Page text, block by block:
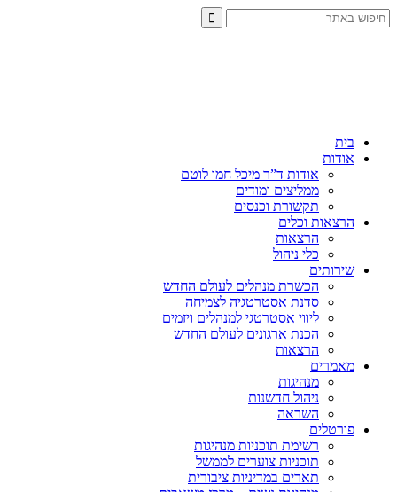
בית
אודות
אודות ד”ר מיכל חמו לוטם
ממליצים ומודים
תקשורת וכנסים
הרצאות וכלים
הרצאות
כלי ניהול
שירותים
הכשרת מנהלים לעולם החדש
סדנת אסטרטגיה לצמיחה
ליווי אסטרטגי למנהלים ויזמים
הכנת ארגונים לעולם החדש
הרצאות
מאמרים
מנהיגות
ניהול חדשנות
השראה
פורטלים
רשימת תוכניות מנהיגות
תוכניות צוערים לממשל
תארים במדיניות ציבורית